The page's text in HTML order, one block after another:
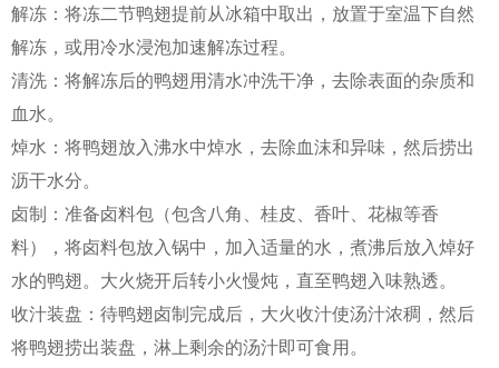
解冻：将冻二节鸭翅提前从冰箱中取出，放置于室温下自然
解冻，或用冷水浸泡加速解冻过程。
清洗：将解冻后的鸭翅用清水冲洗干净，去除表面的杂质和
血水。
焯水：将鸭翅放入沸水中焯水，去除血沫和异味，然后捞出
沥干水分。
卤制：准备卤料包（包含八角、桂皮、香叶、花椒等香
料），将卤料包放入锅中，加入适量的水，煮沸后放入焯好
水的鸭翅。大火烧开后转小火慢炖，直至鸭翅入味熟透。
收汁装盘：待鸭翅卤制完成后，大火收汁使汤汁浓稠，然后
将鸭翅捞出装盘，淋上剩余的汤汁即可食用。